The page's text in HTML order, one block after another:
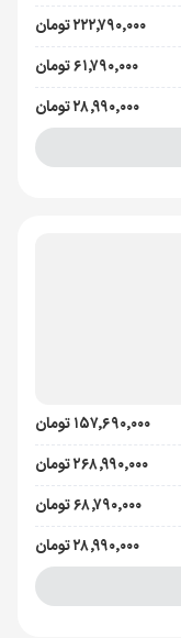
۲۲۲٬۷۹۰٬۰۰۰ تومان
۶۱٬۷۹۰٬۰۰۰ تومان
۲۸٬۹۹۰٬۰۰۰ تومان
۱۵۷٬۶۹۰٬۰۰۰ تومان
۲۶۸٬۹۹۰٬۰۰۰ تومان
۶۸٬۷۹۰٬۰۰۰ تومان
۲۸٬۹۹۰٬۰۰۰ تومان